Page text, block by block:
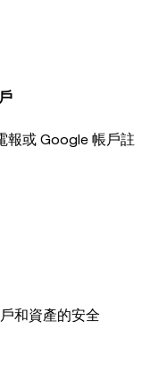
報或 Google 帳戶註
和資產的安全